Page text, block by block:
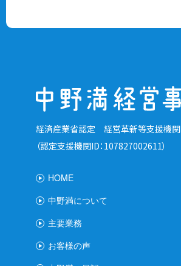
経済産業省認定 経営革新等支援機関
（認定支援機関ID：107827002611）
HOME
中野満について
主要業務
お客様の声